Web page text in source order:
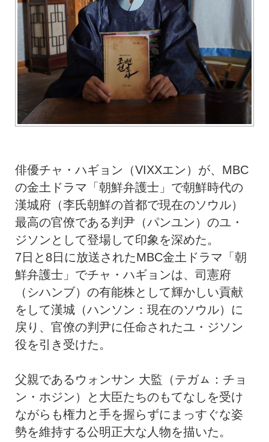
俳優チャ・ハギョン（VIXXエン）が、MBC
の金土ドラマ「朝鮮弁護士」で朝鮮時代の
漢城府（李氏朝鮮の首都で現在のソウル）
最高の官僚である判尹（パンユン）のユ・
ジソンとして登場して印象を深めた。
7日と8日に放送されたMBC金土ドラマ「朝
鮮弁護士」でチャ・ハギョンは、司憲府
（シハンブ）の有能株として輝かしい貢献
をして漢城（ハンソン：現在のソウル）に
戻り、官僚の判尹に任命されたユ・ジソン
役を引き受けた。
父親であるウォンサン 大監（テガㇺ：チョ
ン・ホジン）と大臣たちのもてなしを受け
ながらも権力と手を握らずにまっすぐな姿
勢を維持する公明正大な人物を描いた。